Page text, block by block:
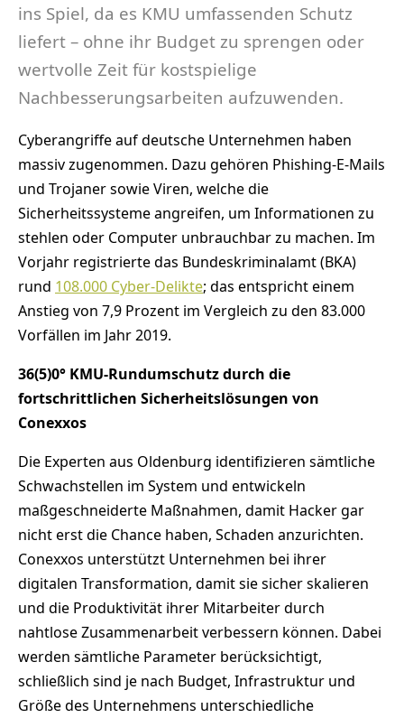
ins Spiel, da es KMU umfassenden Schutz
liefert – ohne ihr Budget zu sprengen oder
wertvolle Zeit für kostspielige
Nachbesserungsarbeiten aufzuwenden.
Cyberangriffe auf deutsche Unternehmen haben
massiv zugenommen. Dazu gehören Phishing-E-Mails
und Trojaner sowie Viren, welche die
Sicherheitssysteme angreifen, um Informationen zu
stehlen oder Computer unbrauchbar zu machen. Im
Vorjahr registrierte das Bundeskriminalamt (BKA)
rund 108.000 Cyber-Delikte; das entspricht einem
Anstieg von 7,9 Prozent im Vergleich zu den 83.000
Vorfällen im Jahr 2019.
36(5)0° KMU-Rundumschutz durch die
fortschrittlichen Sicherheitslösungen von
Conexxos
Die Experten aus Oldenburg identifizieren sämtliche
Schwachstellen im System und entwickeln
maßgeschneiderte Maßnahmen, damit Hacker gar
nicht erst die Chance haben, Schaden anzurichten.
Conexxos unterstützt Unternehmen bei ihrer
digitalen Transformation, damit sie sicher skalieren
und die Produktivität ihrer Mitarbeiter durch
nahtlose Zusammenarbeit verbessern können. Dabei
werden sämtliche Parameter berücksichtigt,
schließlich sind je nach Budget, Infrastruktur und
Größe des Unternehmens unterschiedliche